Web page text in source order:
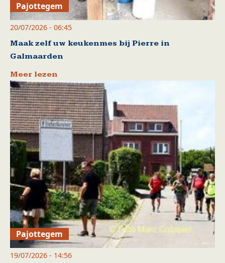
Pajottegem
20/07/2026 - 06:45
Maak zelf uw keukenmes bij Pierre in
Galmaarden
Meer lezen
Pajottegem
19/07/2026 - 14:56